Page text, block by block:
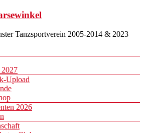
Tanzsportverein 2005-2014 & 2023
2027
Upload
2026